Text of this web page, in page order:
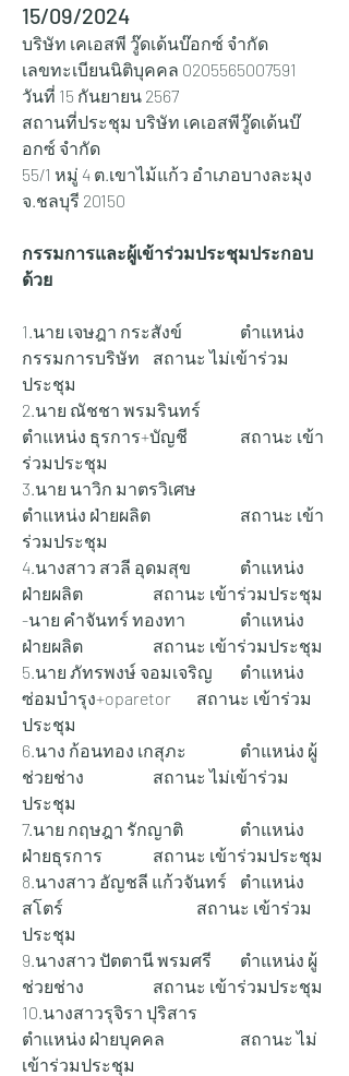
15/09/2024
บริษัท เคเอสพี วู๊ดเด้นบ๊อกซ์ จำกัด
เลขทะเบียนนิติบุคคล 0205565007591
วันที่ 15 กันยายน 2567
สถานที่ประชุม บริษัท เคเอสพีวู๊ดเด้นบ๊
อกซ์ จำกัด
55/1 หมู่ 4 ต.เขาไม้แก้ว อำเภอบางละมุง
จ.ชลบุรี 20150
กรรมการและผู้เข้าร่วมประชุมประกอบ
ด้วย
1.นาย เจษฎา กระสังข์ 		ตำแหน่ง
กรรมการบริษัท 	สถานะ ไม่เข้าร่วม
ประชุม
2.นาย ณัชชา พรมรินทร์
ตำแหน่ง ธุรการ+บัญชี 		สถานะ เข้า
ร่วมประชุม
3.นาย นาวิก มาตรวิเศษ
ตำแหน่ง ฝ่ายผลิต 		สถานะ เข้า
ร่วมประชุม
4.นางสาว สวลี อุดมสุข 		ตำแหน่ง
ฝ่ายผลิต 		สถานะ เข้าร่วมประชุม
-นาย คำจันทร์ ทองทา 		ตำแหน่ง
ฝ่ายผลิต 		สถานะ เข้าร่วมประชุม
5.นาย ภัทรพงษ์ จอมเจริญ 	ตำแหน่ง
ซ่อมบำรุง+oparetor 	สถานะ เข้าร่วม
ประชุม
6.นาง ก้อนทอง เกสุภะ 		ตำแหน่ง ผู้
ช่วยช่าง 		สถานะ ไม่เข้าร่วม
ประชุม
7.นาย กฤษฎา รักญาติ 		ตำแหน่ง
ฝ่ายธุรการ 		สถานะ เข้าร่วมประชุม
8.นางสาว อัญชลี แก้วจันทร์ 	ตำแหน่ง
สโตร์ 			สถานะ เข้าร่วม
ประชุม
9.นางสาว ปัตตานี พรมศรี 	ตำแหน่ง ผู้
ช่วยช่าง 		สถานะ เข้าร่วมประชุม
10.นางสาวรุจิรา ปุริสาร
ตำแหน่ง ฝ่ายบุคคล 		สถานะ ไม่
เข้าร่วมประชุม